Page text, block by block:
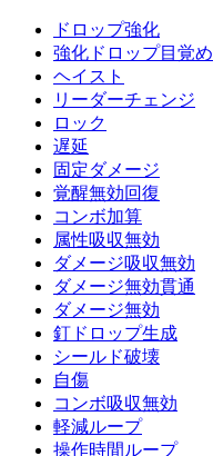
ドロップ強化
強化ドロップ目覚め
ヘイスト
リーダーチェンジ
ロック
遅延
固定ダメージ
覚醒無効回復
コンボ加算
属性吸収無効
ダメージ吸収無効
ダメージ無効貫通
ダメージ無効
釘ドロップ生成
シールド破壊
自傷
コンボ吸収無効
軽減ループ
操作時間ループ